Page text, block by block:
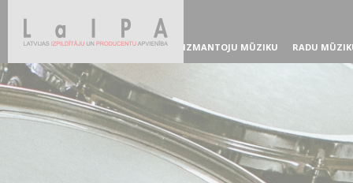
IZMANTOJU MŪZIKU RADU